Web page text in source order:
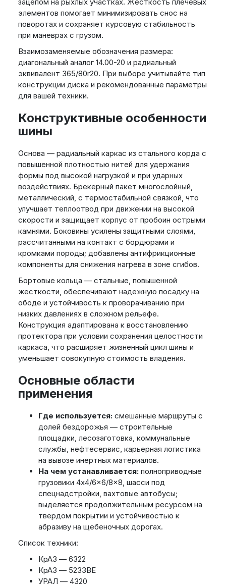
элементов помогает минимизировать снос на
поворотах и сохраняет курсовую стабильность
при маневрах с грузом.
Взаимозаменяемые обозначения размера:
диагональный аналог 14.00-20 и радиальный
эквивалент 365/80r20. При выборе учитывайте тип
конструкции диска и рекомендованные параметры
для вашей техники.
Конструктивные особенности
шины
Основа — радиальный каркас из стального корда с
повышенной плотностью нитей для удержания
формы под высокой нагрузкой и при ударных
воздействиях. Брекерный пакет многослойный,
металлический, с термостабильной связкой, что
улучшает теплоотвод при движении на высокой
скорости и защищает корпус от пробоин острыми
камнями. Боковины усилены защитными слоями,
рассчитанными на контакт с бордюрами и
кромками породы; добавлены антифрикционные
компоненты для снижения нагрева в зоне сгибов.
Бортовые кольца — стальные, повышенной
жесткости, обеспечивают надежную посадку на
ободе и устойчивость к проворачиванию при
низких давлениях в сложном рельефе.
Конструкция адаптирована к восстановлению
протектора при условии сохранения целостности
каркаса, что расширяет жизненный цикл шины и
уменьшает совокупную стоимость владения.
Основные области
применения
Где используется:смешанные маршруты с
долей бездорожья — строительные
площадки, лесозаготовка, коммунальные
службы, нефтесервис, карьерная логистика
на вывозе инертных материалов.
На чем устанавливается:полноприводные
грузовики 4x4/6x6/8x8, шасси под
спецнадстройки, вахтовые автобусы;
выделяется продолжительным ресурсом на
твердом покрытии и устойчивостью к
абразиву на щебеночных дорогах.
Список техники:
КрАЗ — 6322
КрАЗ — 5233BE
УРАЛ — 4320